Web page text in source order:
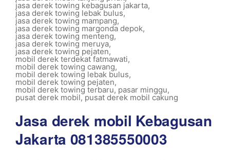
jasa derek towing kebagusan jakarta,
jasa derek towing lebak bulus,
jasa derek towing mampang,
jasa derek towing margonda depok,
jasa derek towing menteng,
jasa derek towing meruya,
jasa derek towing pejaten,
mobil derek terdekat fatmawati,
mobil derek towing cawang,
mobil derek towing lebak bulus,
mobil derek towing pejaten,
mobil derek towing terbaru, pasar minggu,
pusat derek mobil,pusat derek mobil cakung
Jasa derek mobil Kebagusan
Jakarta 081385550003